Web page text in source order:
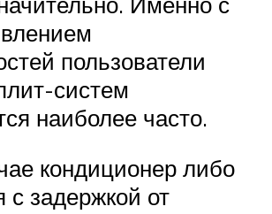
пользователи
систем
наиболее часто.
кондиционер либо
с задержкой от